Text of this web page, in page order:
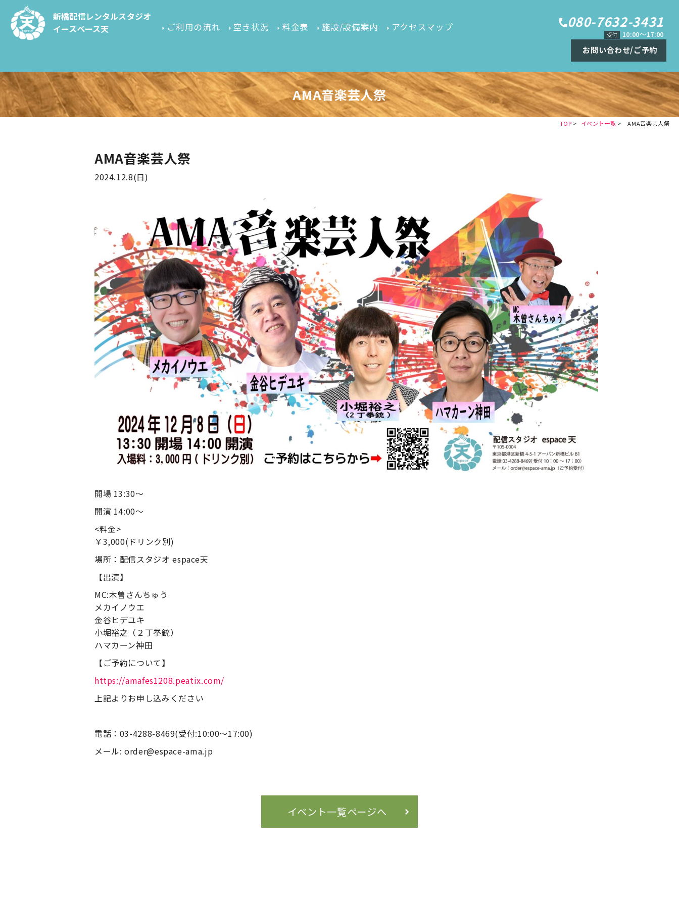
新橋配信レンタルスタジオ
イースペース天
ご利用の流れ 空き状況 料金表 施設/設備案内 アクセスマップ 080-7632-3431
受付 10:00～17:00
お問い合わせ/ご予約
AMA音楽芸人祭
TOP > イベント一覧 > AMA音楽芸人祭
AMA音楽芸人祭
2024.12.8(日)
開場 13:30～
開演 14:00～
<料金>
￥3,000(ドリンク別)
場所：配信スタジオ espace天
【出演】
MC:木曽さんちゅう
メカイノウエ
金谷ヒデユキ
小堀裕之（２丁拳銃）
ハマカーン神田
【ご予約について】
https://amafes1208.peatix.com/
上記よりお申し込みください
電話：03-4288-8469(受付:10:00～17:00)
メール: order@espace-ama.jp
イベント一覧ページへ